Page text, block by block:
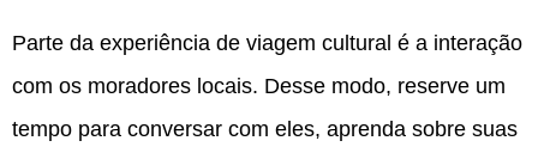
Parte da experiência de viagem cultural é a interação
com os moradores locais. Desse modo, reserve um
tempo para conversar com eles, aprenda sobre suas